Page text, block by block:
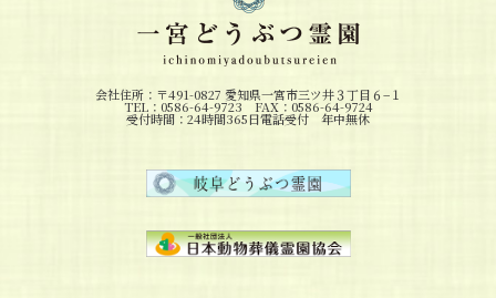
会社住所：〒491-0827 愛知県一宮市三ツ井３丁目６−１
TEL：0586-64-9723 FAX：0586-64-9724
受付時間：24時間365日電話受付 年中無休